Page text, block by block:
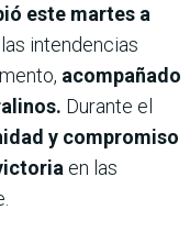
este martes a
intendencias
acompañado
Durante el
y compromiso
en las